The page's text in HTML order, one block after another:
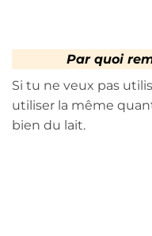
Par quoi
Si tu ne veux pas
utiliser la même
bien du lait.